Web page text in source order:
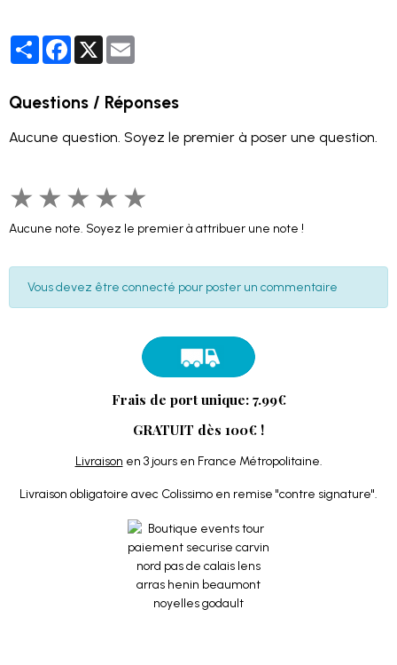
PartagerFacebook
X
Questions / Réponses
Aucune question. Soyez le premier à poser une question.
★ ★ ★ ★ ★
Aucune note. Soyez le premier à attribuer une note !
Vous devez être connecté pour poster un commentaire
Frais de port unique: 7.99€
GRATUIT dès 100€ !
Livraison en 3 jours en France Métropolitaine.
Livraison obligatoire avec Colissimo en remise "contre signature".